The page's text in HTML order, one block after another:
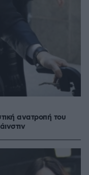
ανατροπή του